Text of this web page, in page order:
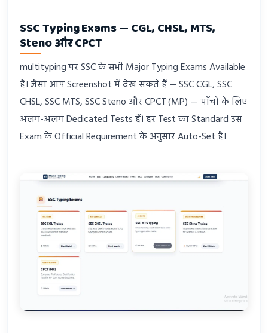
SSC Typing Exams — CGL, CHSL, MTS,
Steno और CPCT
multityping पर SSC के सभी Major Typing Exams Available
हैं। जैसा आप Screenshot में देख सकते हैं — SSC CGL, SSC
CHSL, SSC MTS, SSC Steno और CPCT (MP) — पाँचों के लिए
अलग-अलग Dedicated Tests हैं। हर Test का Standard उस
Exam के Official Requirement के अनुसार Auto-Set है।